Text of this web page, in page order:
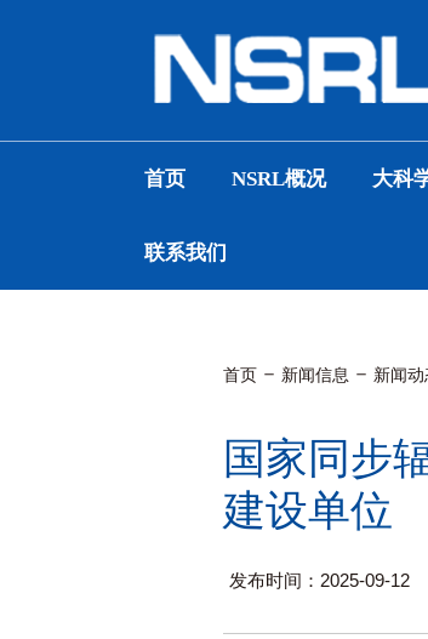
首页 NSRL概况 大科
联系我们
首页 新闻信息 新闻动
国家同步
建设单位
发布时间：2025-09-12